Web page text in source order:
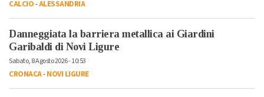
CALCIO-ALESSANDRIA
Danneggiata la barriera metallica ai Giardini
Garibaldi di Novi Ligure
Sabato, 8 Agosto 2026 - 10:53
CRONACA-NOVI LIGURE